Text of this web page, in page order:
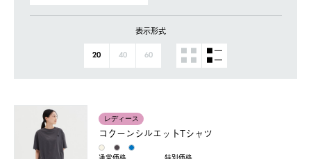
表示形式
20 40 60
レディース
コクーンシルエットTシャツ